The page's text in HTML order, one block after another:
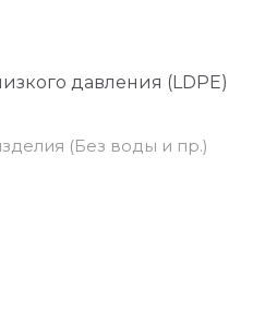
давления (LDPE)
(Без воды и пр.)